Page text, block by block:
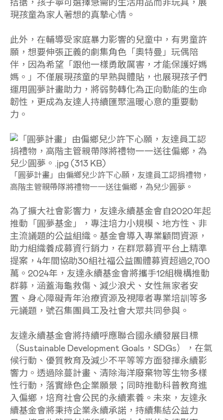
現孩童為家人著想的真摯心情。
此外，在輔導受家庭暴力影響的兒童中，有男童許
願，想要伸張正義的劇集角色「奧特曼」玩偶陪
伴，因為希望「跟他一樣勇敢厲害，才能保護好媽
媽。」不僅展現孩童的早熟與體貼，也展現孩子們
運用圓夢計畫助力，將弱勢轉化為正向動能的生命
韌性，更成為友達人持續匯聚溫暖心意的重要動
力。
「圓夢計畫」由偏鄉兒少許下心願，友達員工認捐禮物，
高階主管親帶隊將禮物一一送往偏鄉，為兒少圓夢。
為了擴大社會影響力，友達永續基金會自2020年起
推動「圓夢基金」，專注培力小規模、地方性、非
主流議題的公益組織。基金會導入專業顧問資源，
助力組織養成募資行銷力，在群眾募資平台上精準
提案，4年間協助30組社福公益團體募資超過2,700
萬。2024年，友達永續基金會將攜手12組機構推動
群募，涵蓋海龜救傷、減少浪犬、女性無家者安
置、身心障礙青年治療資源及視障者專業培訓等多
元議題，號召集團員工及社會大眾共同參與。
友達永續基金會將持續呼應聯合國永續發展目標
（Sustainable Development Goals，SDGs），在氣
候行動、優質教育及減少不平等等方面發揮永續影
響力。透過除蔓計畫、清除海洋廢棄物等生物多樣
性行動，落實綠色企業願景；同時推動科普教育進
入偏鄉，培育社會公民的永續素養。未來，友達永
續基金會將秉持企業永續承諾，持續集結公益力